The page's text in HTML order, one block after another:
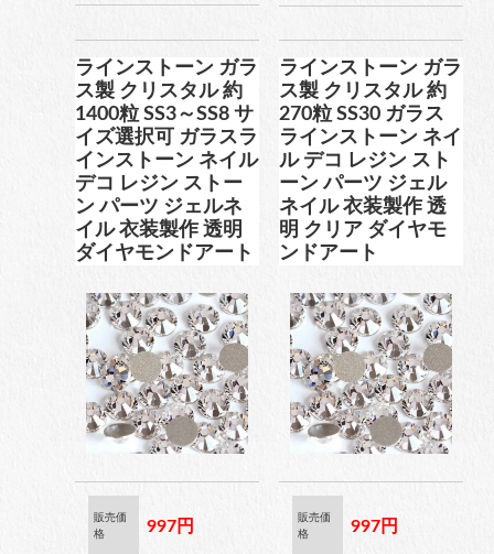
ラインストーン ガラ
ス製 クリスタル 約
1400粒 SS3～SS8 サ
イズ選択可 ガラスラ
インストーン ネイル
デコ レジン ストー
ン パーツ ジェルネ
イル 衣装製作 透明
ダイヤモンドアート
販売価
格
997円
ラインストーン ガラ
ス製 クリスタル 約
270粒 SS30 ガラス
ラインストーン ネイ
ル デコ レジン スト
ーン パーツ ジェル
ネイル 衣装製作 透
明 クリア ダイヤモ
ンドアート
販売価
格
997円